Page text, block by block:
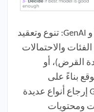
هناك اختلاف كبير آخر بين ML و GenAI: تنوع وتعقيد
والاحتمالات
القرض)، أو
بناءً على
خصائصه). يمكن لأنظمة GenAI إرجاع أنواع عديدة
ومحتويات